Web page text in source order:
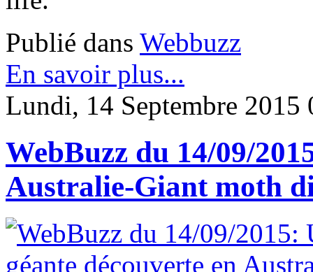
Publié dans Webbuzz
En savoir plus...
Lundi, 14 Septembre 2015
WebBuzz du 14/09/
Australie-Giant moth